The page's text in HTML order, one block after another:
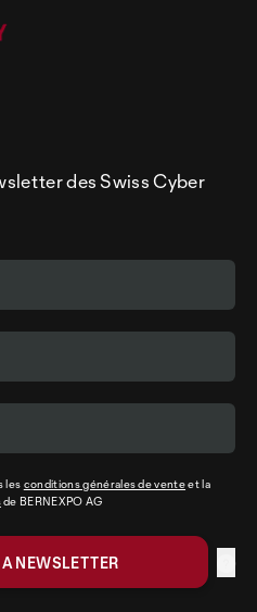
des Swiss Cyber
les conditions générales de venteet la
de BERNEXPO AG